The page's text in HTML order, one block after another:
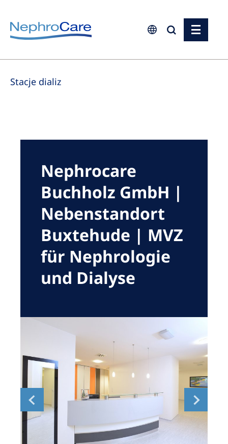
Europe
Czech Republic
Israel
Netherlands
Poland
Portugal
Romania
Russia
Serbia
Slovenia
Sweden
Switzerland
United Kingdom
Asia Pacific
Stacje dializ
Nephrocare
Buchholz GmbH |
Nebenstandort
Buxtehude | MVZ
für Nephrologie
und Dialyse